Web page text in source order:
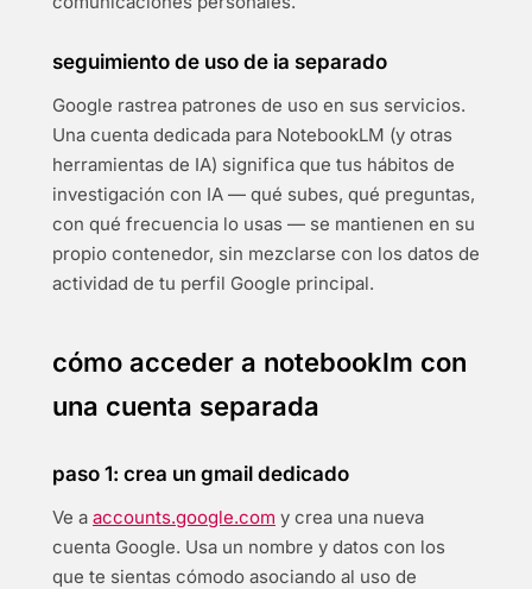
seguimiento de uso de ia separado
Google rastrea patrones de uso en sus servicios.
Una cuenta dedicada para NotebookLM (y otras
herramientas de IA) significa que tus hábitos de
investigación con IA — qué subes, qué preguntas,
con qué frecuencia lo usas — se mantienen en su
propio contenedor, sin mezclarse con los datos de
actividad de tu perfil Google principal.
cómo acceder a notebooklm con
una cuenta separada
paso 1: crea un gmail dedicado
Ve a accounts.google.com y crea una nueva
cuenta Google. Usa un nombre y datos con los
que te sientas cómodo asociando al uso de